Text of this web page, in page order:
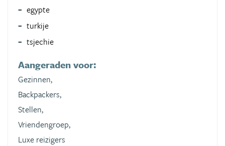
egypte
turkije
tsjechie
Aangeraden voor:
Gezinnen,
Backpackers,
Stellen,
Vriendengroep,
Luxe reizigers